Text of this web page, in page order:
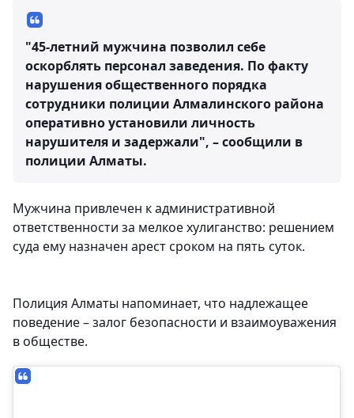
"45-летний мужчина позволил себе
оскорблять персонал заведения. По факту
нарушения общественного порядка
сотрудники полиции Алмалинского района
оперативно установили личность
нарушителя и задержали", – сообщили в
полиции Алматы.
Мужчина привлечен к административной
ответственности за мелкое хулиганство: решением
суда ему назначен арест сроком на пять суток.
Полиция Алматы напоминает, что надлежащее
поведение – залог безопасности и взаимоуважения
в обществе.